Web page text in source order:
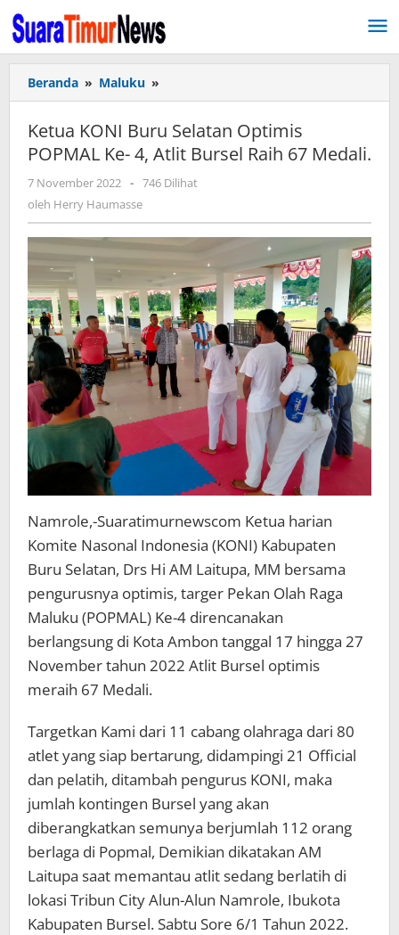
Lewati
ke
konten
Beranda » Maluku »
KONI
Selatan
Optimis
POPMAL
Raih
67
Medali.
Ketua KONI Buru Selatan Optimis
POPMAL Ke- 4, Atlit Bursel Raih 67 Medali.
7 November 2022 oleh
Herry
- 746 Dilihat
oleh Herry Haumasse
Namrole,-Suaratimurnewscom Ketua harian
Komite Nasonal Indonesia (KONI) Kabupaten
Buru Selatan, Drs Hi AM Laitupa, MM bersama
pengurusnya optimis, targer Pekan Olah Raga
Maluku (POPMAL) Ke-4 direncanakan
berlangsung di Kota Ambon tanggal 17 hingga 27
November tahun 2022 Atlit Bursel optimis
meraih 67 Medali.
Targetkan Kami dari 11 cabang olahraga dari 80
atlet yang siap bertarung, didampingi 21 Official
dan pelatih, ditambah pengurus KONI, maka
jumlah kontingen Bursel yang akan
diberangkatkan semunya berjumlah 112 orang
berlaga di Popmal, Demikian dikatakan AM
Laitupa saat memantau atlit sedang berlatih di
lokasi Tribun City Alun-Alun Namrole, Ibukota
Kabupaten Bursel. Sabtu Sore 6/1 Tahun 2022.